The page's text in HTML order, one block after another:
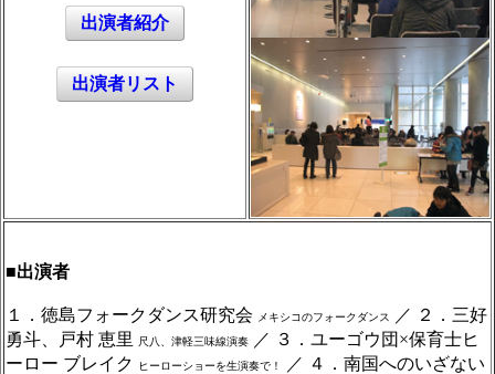
出演者紹介
出演者リスト
■出演者
１．徳島フォークダンス研究会 メキシコのフォークダンス
／ ２．三好
勇斗、戸村 恵里
尺八、津軽三味線演奏
／ ３．ユーゴウ団×保育士ヒ
ーロー ブレイク
ヒーローショーを生演奏で！ ／ ４．南国へのいざない